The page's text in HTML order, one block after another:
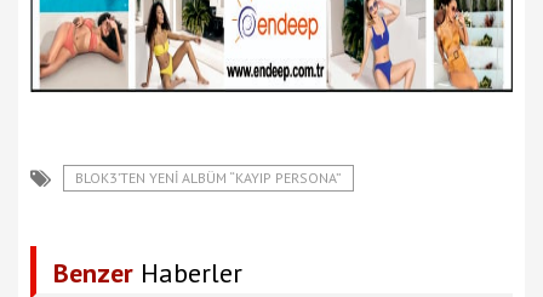
BLOK3’TEN YENİ ALBÜM “KAYIP PERSONA”
Benzer Haberler